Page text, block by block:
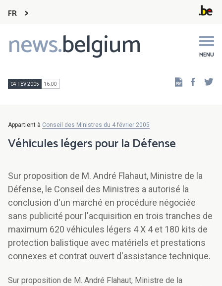
FR
news.belgium MENU
Main
navigation
04 FÉV 2005 16:00
Appartient à Conseil des Ministres du 4 février 2005
Véhicules légers pour la Défense
Sur proposition de M. André Flahaut, Ministre de la
Défense, le Conseil des Ministres a autorisé la
conclusion d'un marché en procédure négociée
sans publicité pour l'acquisition en trois tranches de
maximum 620 véhicules légers 4 X 4 et 180 kits de
protection balistique avec matériels et prestations
connexes et contrat ouvert d'assistance technique.
Sur proposition de M. André Flahaut, Ministre de la